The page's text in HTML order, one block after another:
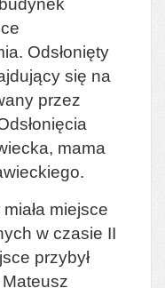
Odsłonięty
się na
przez
mama
miejsce
w czasie II
przybył